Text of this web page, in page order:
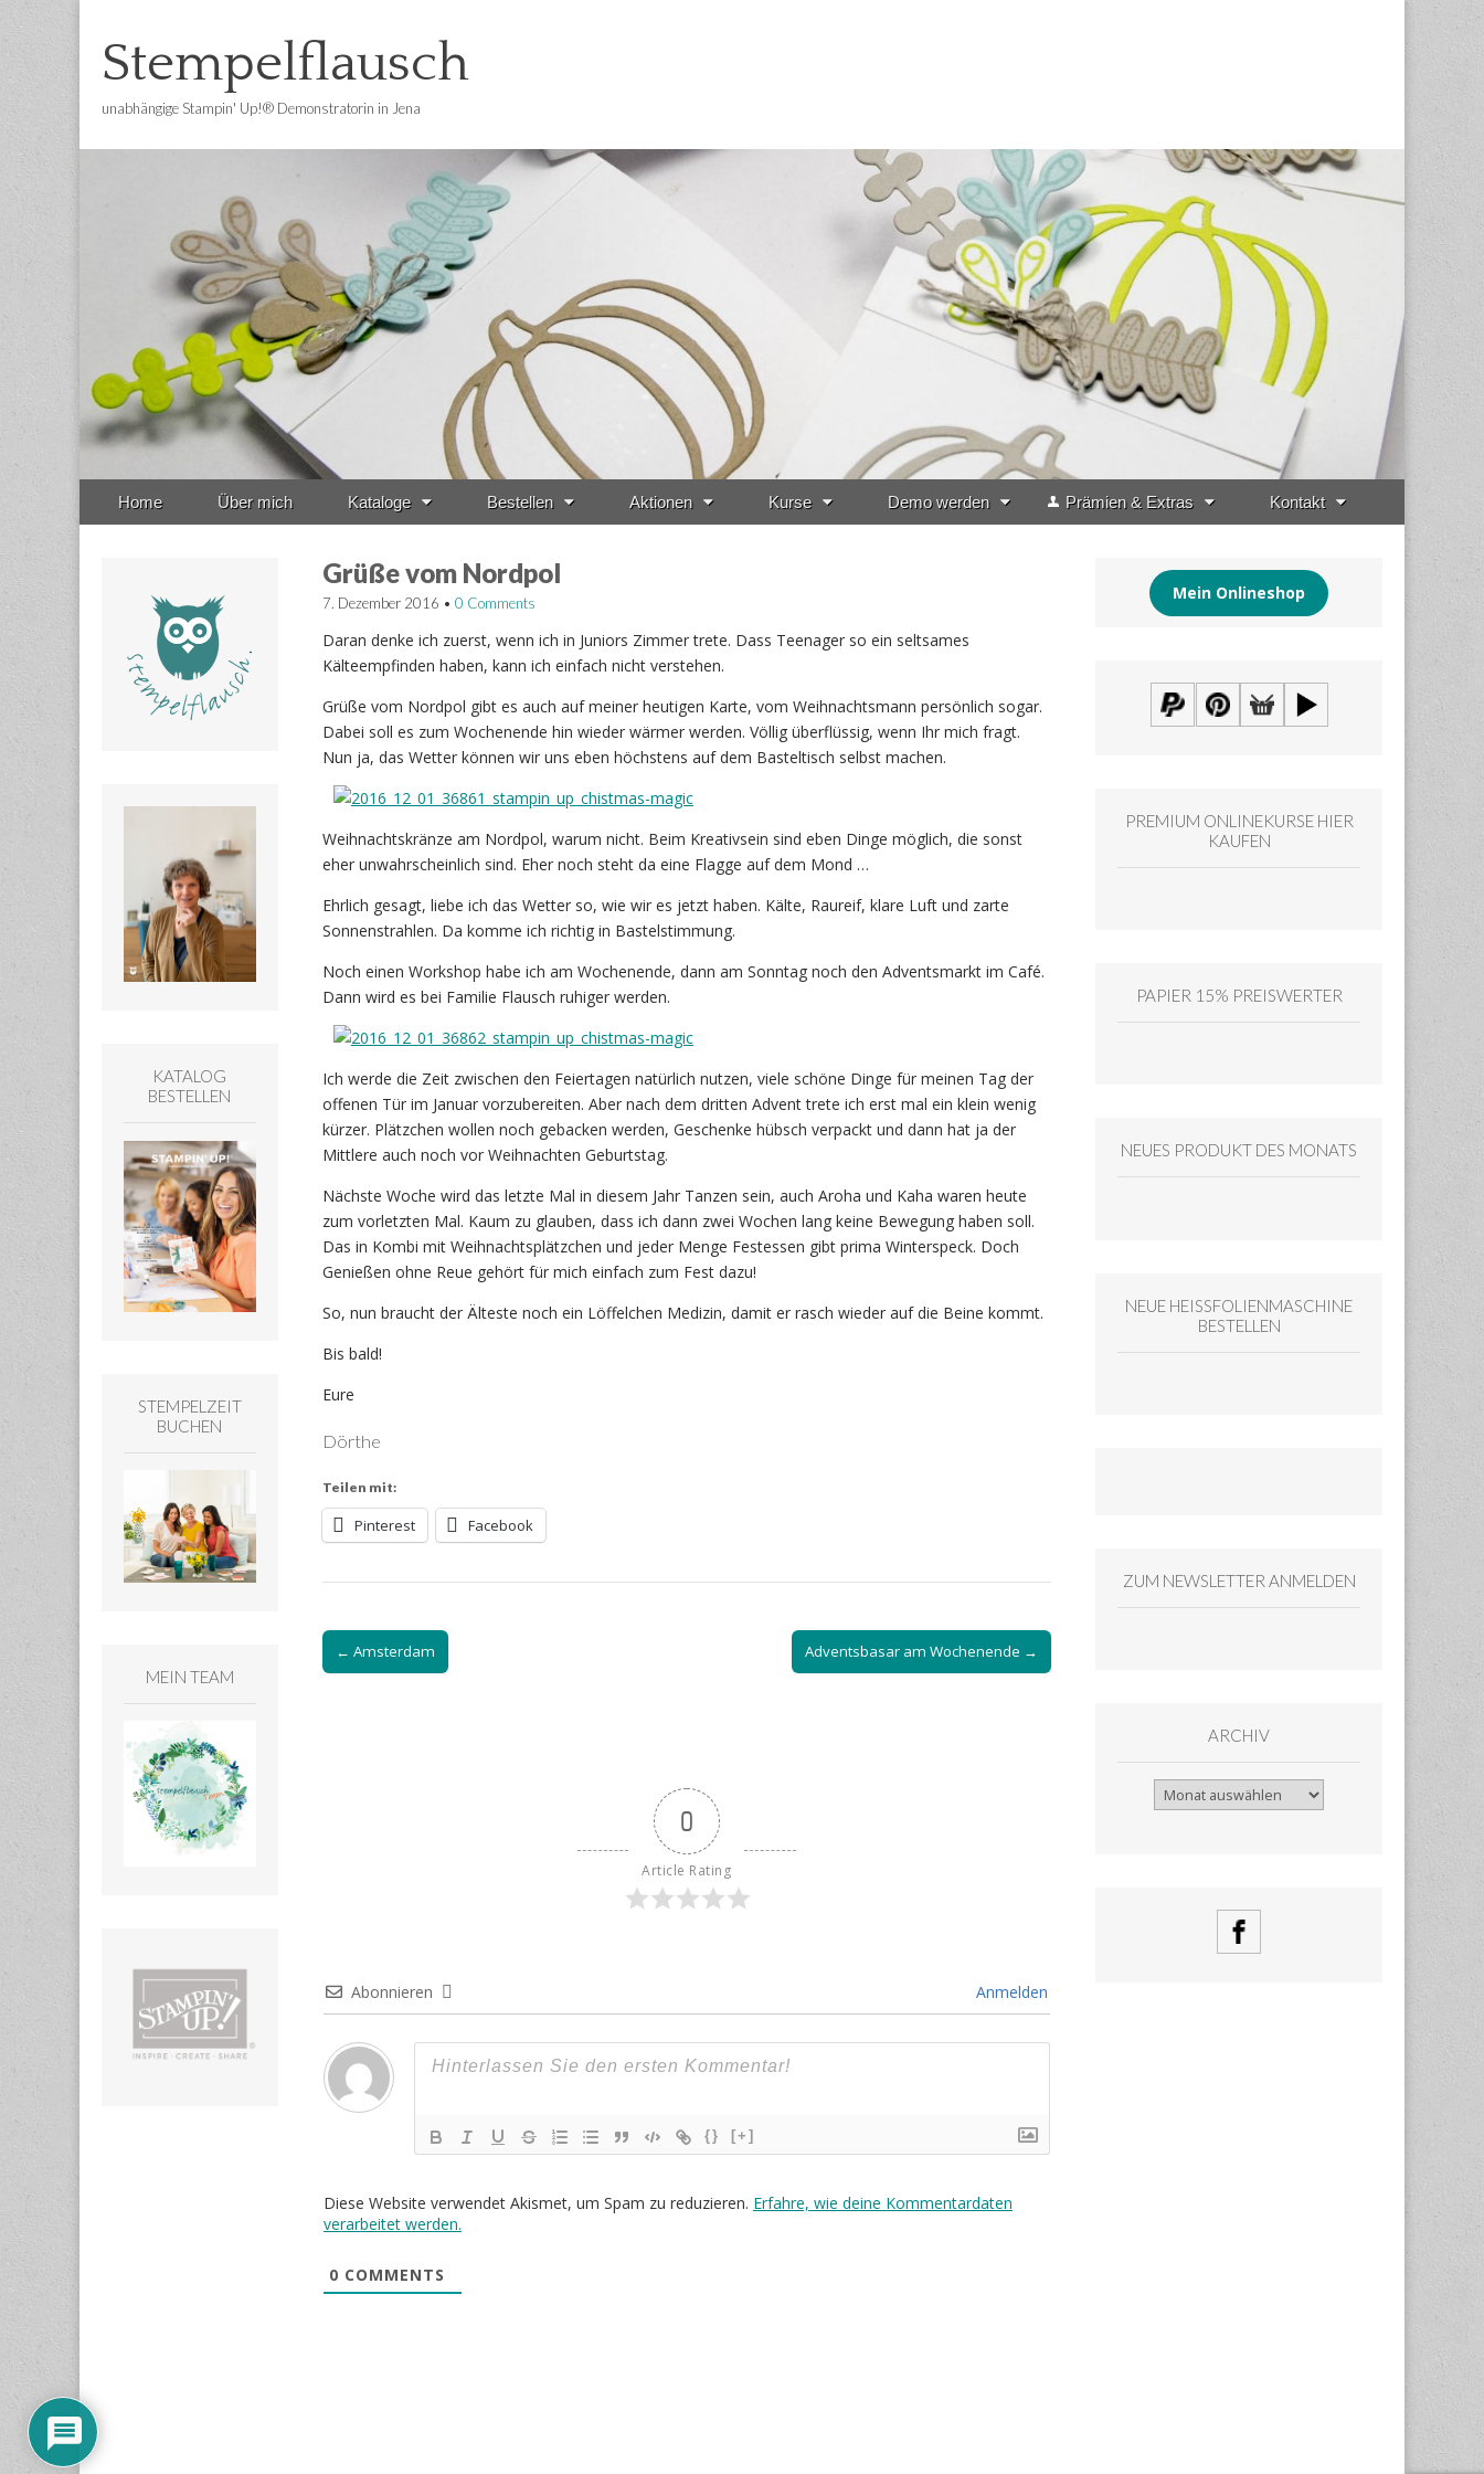
Stempelflausch
unabhängige Stampin' Up!® Demonstratorin in Jena
Home Über mich Kataloge Bestellen Aktionen Kurse Demo werden Prämien & Extras Kontakt
Grüße vom Nordpol
7. Dezember 2016 • 0 Comments
Daran denke ich zuerst, wenn ich in Juniors Zimmer trete. Dass Teenager so ein seltsames
Kälteempfinden haben, kann ich einfach nicht verstehen.
Grüße vom Nordpol gibt es auch auf meiner heutigen Karte, vom Weihnachtsmann persönlich sogar.
Dabei soll es zum Wochenende hin wieder wärmer werden. Völlig überflüssig, wenn Ihr mich fragt.
Nun ja, das Wetter können wir uns eben höchstens auf dem Basteltisch selbst machen.
Weihnachtskränze am Nordpol, warum nicht. Beim Kreativsein sind eben Dinge möglich, die sonst
eher unwahrscheinlich sind. Eher noch steht da eine Flagge auf dem Mond …
Ehrlich gesagt, liebe ich das Wetter so, wie wir es jetzt haben. Kälte, Raureif, klare Luft und zarte
Sonnenstrahlen. Da komme ich richtig in Bastelstimmung.
Noch einen Workshop habe ich am Wochenende, dann am Sonntag noch den Adventsmarkt im Café.
Dann wird es bei Familie Flausch ruhiger werden.
Ich werde die Zeit zwischen den Feiertagen natürlich nutzen, viele schöne Dinge für meinen Tag der
offenen Tür im Januar vorzubereiten. Aber nach dem dritten Advent trete ich erst mal ein klein wenig
kürzer. Plätzchen wollen noch gebacken werden, Geschenke hübsch verpackt und dann hat ja der
Mittlere auch noch vor Weihnachten Geburtstag.
Nächste Woche wird das letzte Mal in diesem Jahr Tanzen sein, auch Aroha und Kaha waren heute
zum vorletzten Mal. Kaum zu glauben, dass ich dann zwei Wochen lang keine Bewegung haben soll.
Das in Kombi mit Weihnachtsplätzchen und jeder Menge Festessen gibt prima Winterspeck. Doch
Genießen ohne Reue gehört für mich einfach zum Fest dazu!
So, nun braucht der Älteste noch ein Löffelchen Medizin, damit er rasch wieder auf die Beine kommt.
Bis bald!
Eure
Dörthe
Teilen mit:
Pinterest Facebook
Post
navigation
← Amsterdam Adventsbasar am Wochenende →
0
Article Rating
Abonnieren Anmelden
{} [+]
Diese Website verwendet Akismet, um Spam zu reduzieren. Erfahre, wie deine Kommentardaten
verarbeitet werden.
0 COMMENTS
KATALOG
BESTELLEN
STEMPELZEIT
BUCHEN
MEIN TEAM
Mein Onlineshop
PREMIUM ONLINEKURSE HIER
KAUFEN
PAPIER 15% PREISWERTER
NEUES PRODUKT DES MONATS
NEUE HEISSFOLIENMASCHINE
BESTELLEN
ZUM NEWSLETTER ANMELDEN
ARCHIV
Archiv